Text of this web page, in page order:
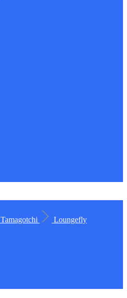
Tamagotchi Loungefly